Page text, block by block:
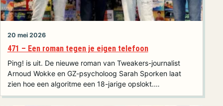
20 mei 2026
471 – Een roman tegen je eigen telefoon
Ping! is uit. De nieuwe roman van Tweakers-journalist
Arnoud Wokke en GZ-psycholoog Sarah Sporken laat
zien hoe een algoritme een 18-jarige opslokt.…